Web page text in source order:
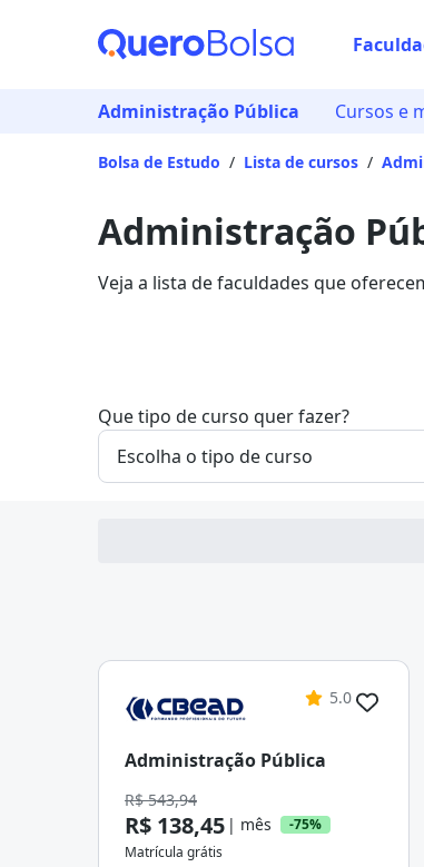
Administração Pública Cursos e
Bolsa de Estudo / Lista de cursos /
Administração
Veja a lista de faculdades que
Que tipo de curso quer fazer?
5.0
Administração Pública
R$ 543,94
R$ 138,45 | mês
-75%
Matrícula grátis